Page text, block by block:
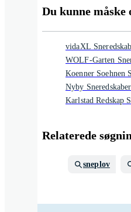
Du kunne måske
vidaXL
WOLF-Garten
Koenner Soehnen
Nyby Sneredskaber
Karlstad Redskap
Relaterede
sneplov